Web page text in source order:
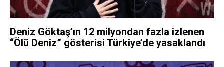
Deniz Göktaş’ın 12 milyondan fazla izlenen
“Ölü Deniz” gösterisi Türkiye’de yasaklandı